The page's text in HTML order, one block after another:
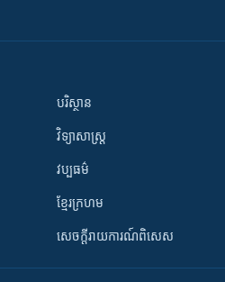
បរិស្ថាន
វិទ្យាសាស្រ្ត
វប្បធម៌
ខ្មែរក្រហម
សេចក្តីរាយការណ៍ពិសេស